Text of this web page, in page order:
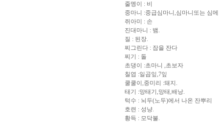
줄멩이 : 비
중마니 :중급심마니,심마니또는 심
쥐아미 : 손
진대마니 : 뱀.
질 : 된장.
찌그린다 : 잠을 잔다
찌기 : 돌
초댕이 :초마니 ,초보자
칠엽 :일곱잎,7잎
쿨쿨이,중미리 :돼지.
태기 :망태기,망태,배낭.
턱수 : 뇌두(노두)에서 나온 잔뿌리
호련 : 성냥.
황득 : 모닥불.